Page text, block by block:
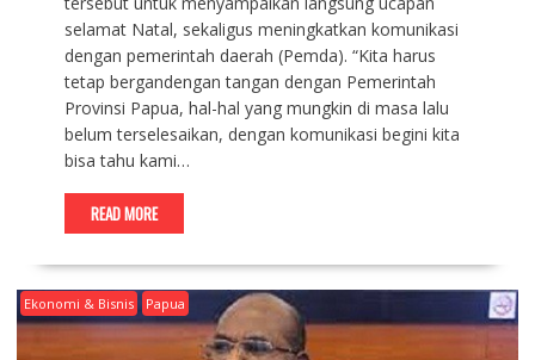
selamat Natal, sekaligus meningkatkan komunikasi
dengan pemerintah daerah (Pemda). “Kita harus
tetap bergandengan tangan dengan Pemerintah
Provinsi Papua, hal-hal yang mungkin di masa lalu
belum terselesaikan, dengan komunikasi begini kita
bisa tahu kami…
READ MORE
Ekonomi & Bisnis Papua